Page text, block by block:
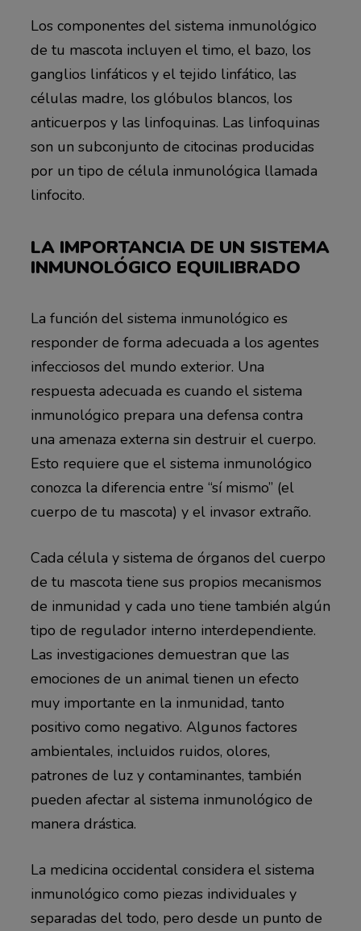
Los componentes del sistema inmunológico
de tu mascota incluyen el timo, el bazo, los
ganglios linfáticos y el tejido linfático, las
células madre, los glóbulos blancos, los
anticuerpos y las linfoquinas. Las linfoquinas
son un subconjunto de citocinas producidas
por un tipo de célula inmunológica llamada
linfocito.
LA IMPORTANCIA DE UN SISTEMA
INMUNOLÓGICO EQUILIBRADO
La función del sistema inmunológico es
responder de forma adecuada a los agentes
infecciosos del mundo exterior. Una
respuesta adecuada es cuando el sistema
inmunológico prepara una defensa contra
una amenaza externa sin destruir el cuerpo.
Esto requiere que el sistema inmunológico
conozca la diferencia entre “sí mismo” (el
cuerpo de tu mascota) y el invasor extraño.
Cada célula y sistema de órganos del cuerpo
de tu mascota tiene sus propios mecanismos
de inmunidad y cada uno tiene también algún
tipo de regulador interno interdependiente.
Las investigaciones demuestran que las
emociones de un animal tienen un efecto
muy importante en la inmunidad, tanto
positivo como negativo. Algunos factores
ambientales, incluidos ruidos, olores,
patrones de luz y contaminantes, también
pueden afectar al sistema inmunológico de
manera drástica.
La medicina occidental considera el sistema
inmunológico como piezas individuales y
separadas del todo, pero desde un punto de